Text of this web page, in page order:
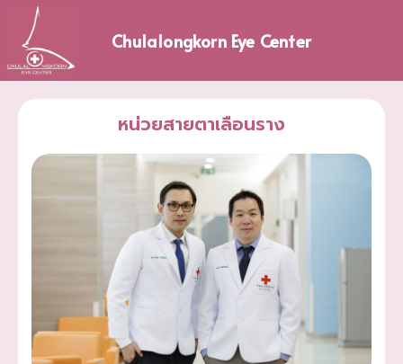
content
Chulalongkorn Eye Center
หน่วยสายตาเลือนราง